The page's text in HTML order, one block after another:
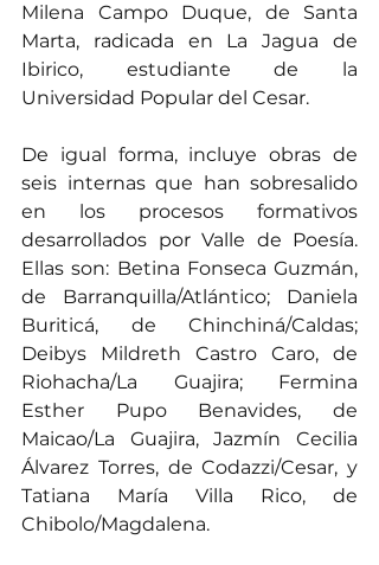
Milena Campo Duque, de Santa
Marta, radicada en La Jagua de
Ibirico, estudiante de la
Universidad Popular del Cesar.
De igual forma, incluye obras de
seis internas que han sobresalido
en los procesos formativos
desarrollados por Valle de Poesía.
Ellas son: Betina Fonseca Guzmán,
de Barranquilla/Atlántico; Daniela
Buriticá, de Chinchiná/Caldas;
Deibys Mildreth Castro Caro, de
Riohacha/La Guajira; Fermina
Esther Pupo Benavides, de
Maicao/La Guajira, Jazmín Cecilia
Álvarez Torres, de Codazzi/Cesar, y
Tatiana María Villa Rico, de
Chibolo/Magdalena.